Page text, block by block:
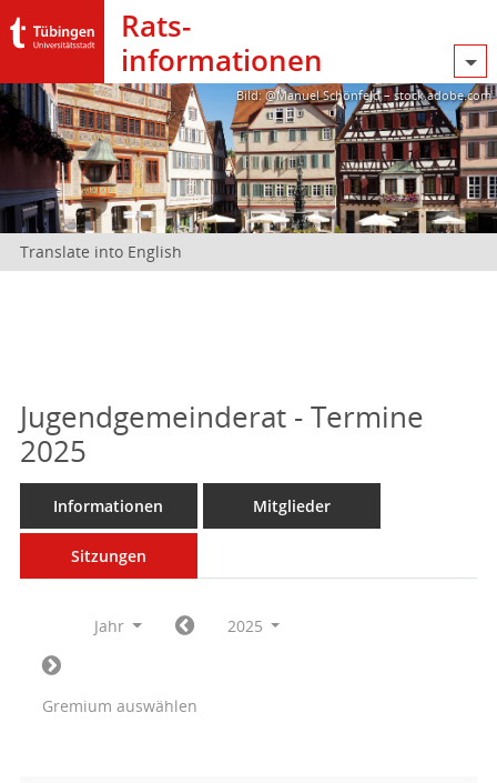
Rats­
informationen
Bild: @Manuel Schönfeld – stock.adobe.com
Translate into English
Jugendgemeinderat - Termine
2025
Informationen Mitglieder
Sitzungen
Jahr 2025
Gremium auswählen